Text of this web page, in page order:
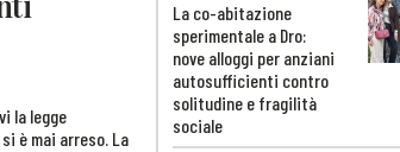
la legge
è mai arreso. La
La co-abitazione
sperimentale a Dro:
nove alloggi per anziani
autosufficienti contro
solitudine e fragilità
sociale